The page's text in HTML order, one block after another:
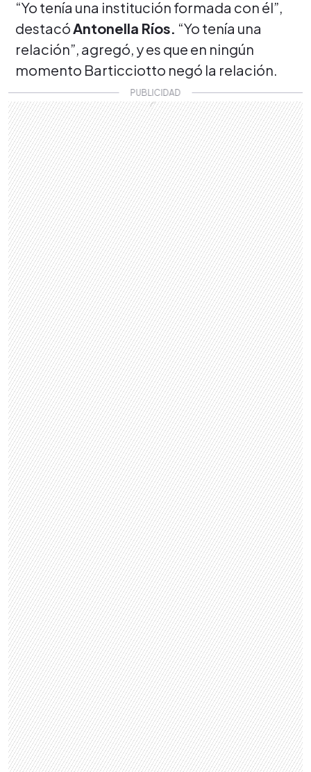
“Yo tenía una institución formada con él”,
destacó Antonella Ríos. “Yo tenía una
relación”, agregó, y es que en ningún
momento Barticciotto negó la relación.